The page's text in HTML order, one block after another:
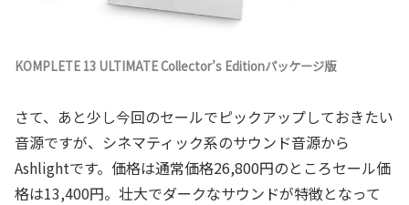
KOMPLETE 13 ULTIMATE Collector’s Editionパッケージ版
さて、あと少し今回のセールでピックアップしておきたい
音源ですが、シネマティック系のサウンド音源から
Ashlightです。価格は通常価格26,800円のところセール価
格は13,400円。壮大でダークなサウンドが特徴となって